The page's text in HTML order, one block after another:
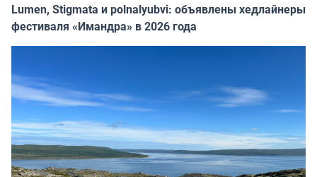
Lumen, Stigmata и polnalyubvi: объявлены хедлайнеры
фестиваля «Имандра» в 2026 года